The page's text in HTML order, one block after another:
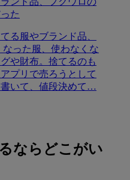
た
る服やブランド品、
った服、使わなくな
や財布。捨てるのも
プリで売ろうとして
いて、値段決めて…
ならどこがい